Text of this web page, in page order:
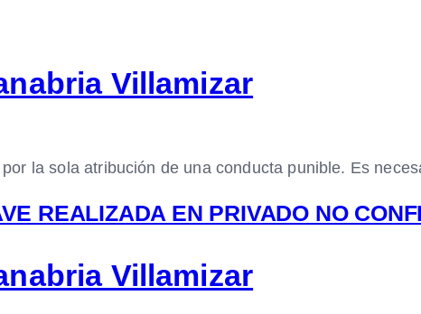
Villamizar
la sola atribución de una conducta punible. Es
REALIZADA EN PRIVADO NO
Villamizar